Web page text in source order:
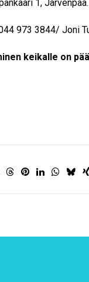
1, Järvenpää.
973 3844/ Joni
keikalle on